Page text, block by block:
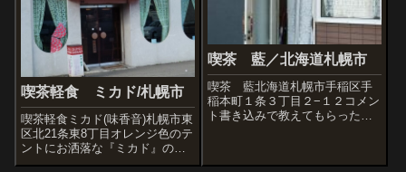
喫茶軽食 ミカド/札幌市
喫茶軽食ミカド(味香音)札幌市東
区北21条東8丁目オレンジ色のテ
ントにお洒落な『ミカド』の文
字と色ガラスドアの外観。ミカ
喫茶 藍／北海道札幌市
喫茶 藍北海道札幌市手稲区手
稲本町１条３丁目２−１２コメン
ト書き込みで教えてもらった喫